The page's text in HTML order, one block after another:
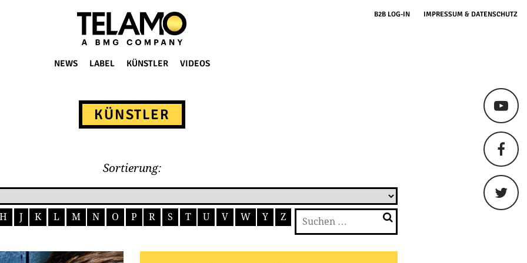
NEWS LABEL KÜNSTLER VIDEOS
B2B LOG-IN IMPRESSUM & DATENSCHUTZ
KÜNSTLER
Sortierung:
H J K L M N O P R S T U V W Y Z
Suchen